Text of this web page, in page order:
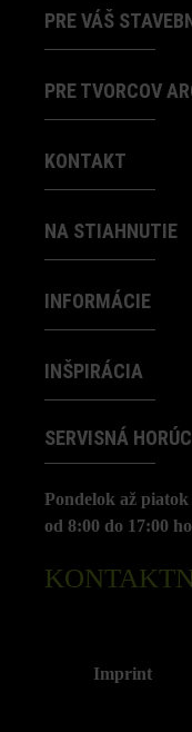
PRE VÁŠ
PRE TVORCOV
KONTAKT
NA STIAHNUTIE
INFORMÁCIE
INŠPIRÁCIA
SERVISNÁ
Pondelok až piatok
od 8:00 do 17:00
Imprint